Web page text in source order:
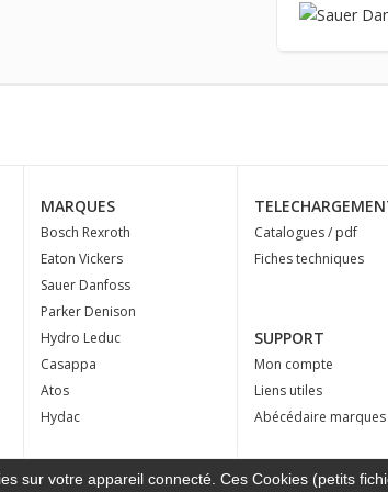
MARQUES
Bosch Rexroth
Eaton Vickers
Sauer Danfoss
Parker Denison
Hydro Leduc
Casappa
Atos
Hydac
Catalogues / pdf
Fiches techniques
SUPPORT
Mon compte
Liens utiles
Abécédaire marques
sur votre appareil connecté. Ces Cookies (petits